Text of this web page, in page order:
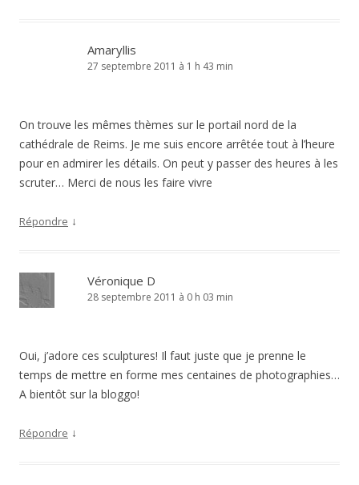
Amaryllis
27 septembre 2011 à 1 h 43 min
On trouve les mêmes thèmes sur le portail nord de la
cathédrale de Reims. Je me suis encore arrêtée tout à l’heure
pour en admirer les détails. On peut y passer des heures à les
scruter… Merci de nous les faire vivre
Répondre ↓
Véronique D
28 septembre 2011 à 0 h 03 min
Oui, j’adore ces sculptures! Il faut juste que je prenne le
temps de mettre en forme mes centaines de photographies…
A bientôt sur la bloggo!
Répondre ↓